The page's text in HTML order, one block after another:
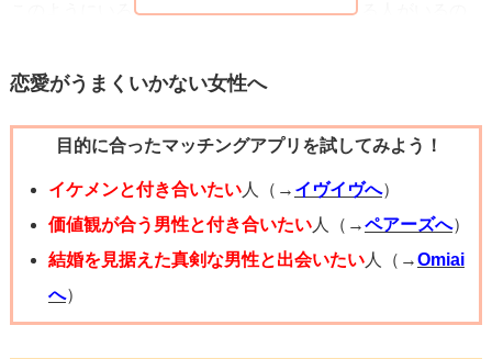
このようにいろいろな見方、考え方をしてくる人がいるの
ったとしても、アプローチをするかどうかはかなり葛藤す
いうのが正直なところだからです。
このように、年上男性ならではの葛藤もあるはずですの
で、もしあなたが本気で好きなのであれば、あなたのほう
が「引っ張る」くらいの気持ちが大切です。あなたが、
「年の差なんて関係ない！私があなたを幸せにするから付
恋愛がうまくいかない女性へ
目的に合ったマッチングアプリを試してみよう！
イケメンと付き合いたい人（→ イヴイヴへ）
価値観が合う男性と付き合いたい人（→ペアーズへ）
結婚を見据えた真剣な男性と出会いたい人（→Omiai
へ）